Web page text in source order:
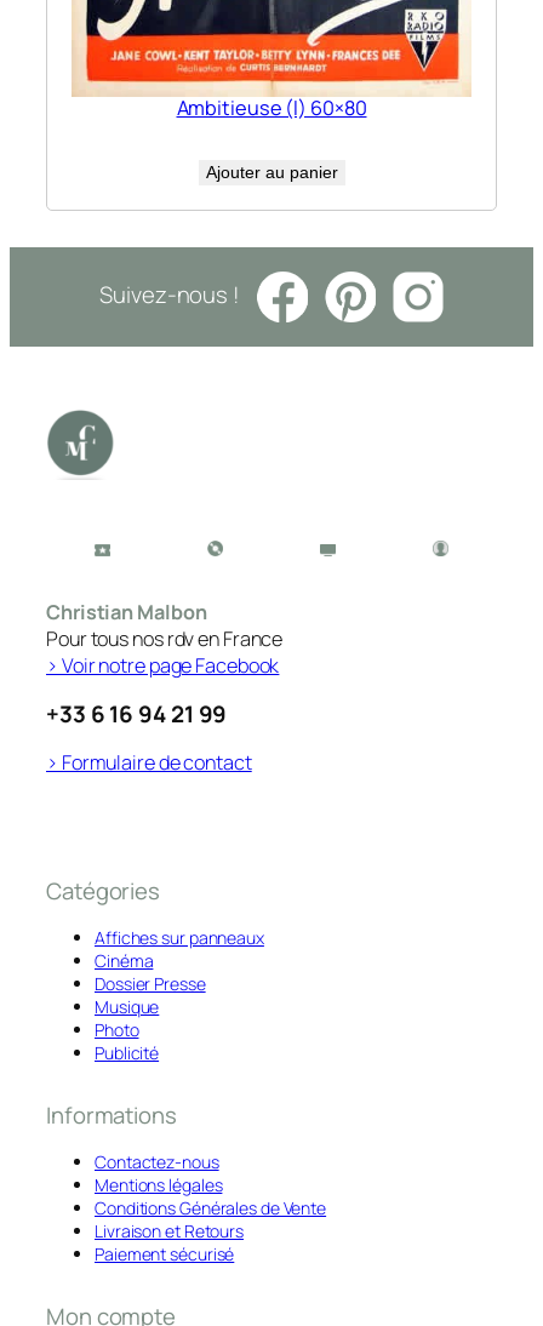
Ambitieuse (l) 60×80
Ajouter au panier
Suivez-nous !
Christian Malbon
Pour tous nos rdv en France
> Voir notre page Facebook
+33 6 16 94 21 99
> Formulaire de contact
Catégories
Affiches sur panneaux
Cinéma
Dossier Presse
Musique
Photo
Publicité
Informations
Contactez-nous
Mentions légales
Conditions Générales de Vente
Livraison et Retours
Paiement sécurisé
Mon compte